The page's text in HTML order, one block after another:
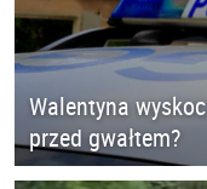
Walentyna
przed gwałtem?